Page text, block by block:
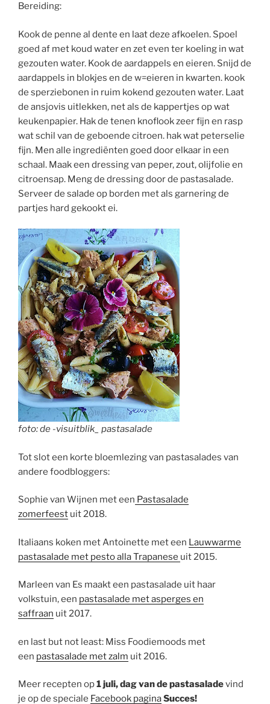
Bereiding:
Kook de penne al dente en laat deze afkoelen. Spoel
goed af met koud water en zet even ter koeling in wat
gezouten water. Kook de aardappels en eieren. Snijd de
aardappels in blokjes en de w=eieren in kwarten. kook
de sperziebonen in ruim kokend gezouten water. Laat
de ansjovis uitlekken, net als de kappertjes op wat
keukenpapier. Hak de tenen knoflook zeer fijn en rasp
wat schil van de geboende citroen. hak wat peterselie
fijn. Men alle ingrediënten goed door elkaar in een
schaal. Maak een dressing van peper, zout, olijfolie en
citroensap. Meng de dressing door de pastasalade.
Serveer de salade op borden met als garnering de
partjes hard gekookt ei.
foto: de -visuitblik_ pastasalade
Tot slot een korte bloemlezing van pastasalades van
andere foodbloggers:
Sophie van Wijnen met een Pastasalade
zomerfeest uit 2018.
Italiaans koken met Antoinette met een Lauwwarme
pastasalade met pesto alla Trapanese uit 2015.
Marleen van Es maakt een pastasalade uit haar
volkstuin, een pastasalade met asperges en
saffraan uit 2017.
en last but not least: Miss Foodiemoods met
een pastasalade met zalm uit 2016.
Meer recepten op1 juli, dag van de pastasaladevind
je op de speciale Facebook paginaSucces!